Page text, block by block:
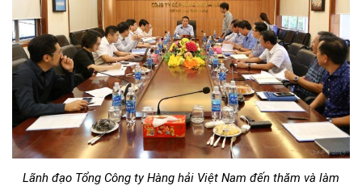
Lãnh đạo Tổng Công ty Hàng hải Việt Nam đến thăm và làm